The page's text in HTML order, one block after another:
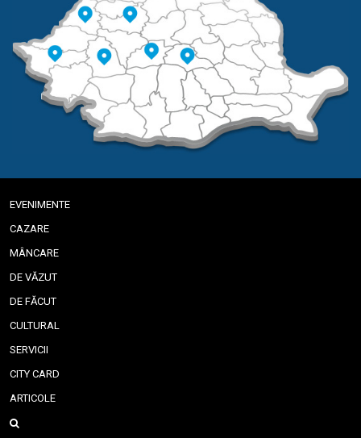
EVENIMENTE
CAZARE
MÂNCARE
DE VĂZUT
DE FĂCUT
CULTURAL
SERVICII
CITY CARD
ARTICOLE